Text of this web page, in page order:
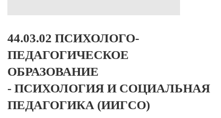
44.03.02 ПСИХОЛОГО-
ПЕДАГОГИЧЕСКОЕ
ОБРАЗОВАНИЕ
- ПСИХОЛОГИЯ И СОЦИАЛЬНАЯ
ПЕДАГОГИКА (ИИГСО)